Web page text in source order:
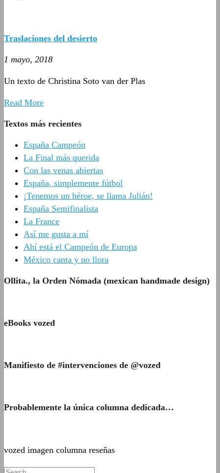
Traslaciones del desierto
1 mayo, 2018
Un texto de Christina Soto van der Plas
Read More
Textos más recientes
España Campeón
La Final más querida
Con las venas abiertas
España, simplemente fútbol
¡Tenemos un héroe, se llama Julián!
España Semifinalista
La France
Así me gusta a mí
Ahí está el Campeón de Europa
México canta y no llora
Ollita., la Orden Nómada (mexican handmade design)
eBooks vozed
Manifiesto de #intervenciones de @vozed
Probablemente la única columna dedicada…
vozed imagen columna reseñas